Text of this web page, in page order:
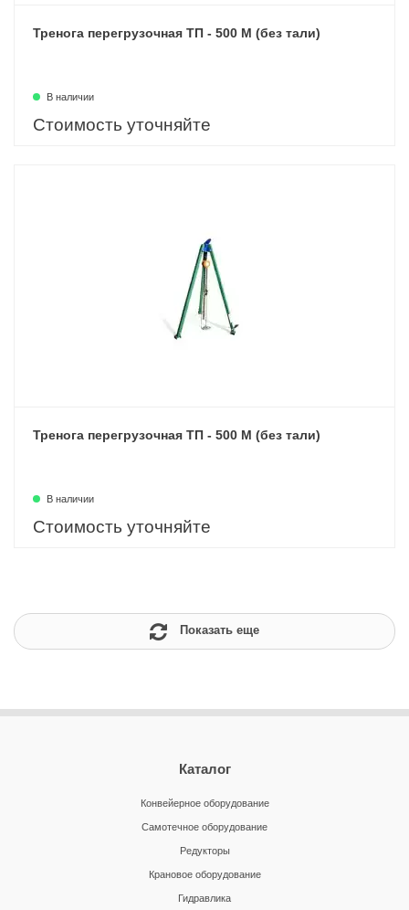
Тренога перегрузочная ТП - 500 М (без тали)
В наличии
Стоимость уточняйте
Тренога перегрузочная ТП - 500 М (без тали)
В наличии
Стоимость уточняйте
Показать еще
Каталог
Конвейерное оборудование
Самотечное оборудование
Редукторы
Крановое оборудование
Гидравлика